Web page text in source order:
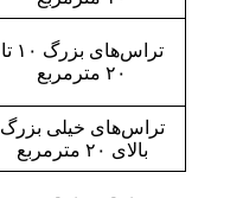
تراس‌های بزرگ ۱۰ تا
۲۰ مترمربع
تراس‌های خیلی بزرگ
بالای ۲۰ مترمربع